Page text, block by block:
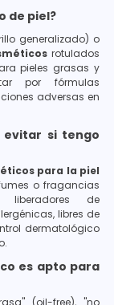
de piel?
generalizado) o
rotulados
pieles grasas y
por fórmulas
adversas en
evitar si tengo
para la piel
o fragancias
liberadores de
libres de
dermatológico
es apto para
(oil-free), "no